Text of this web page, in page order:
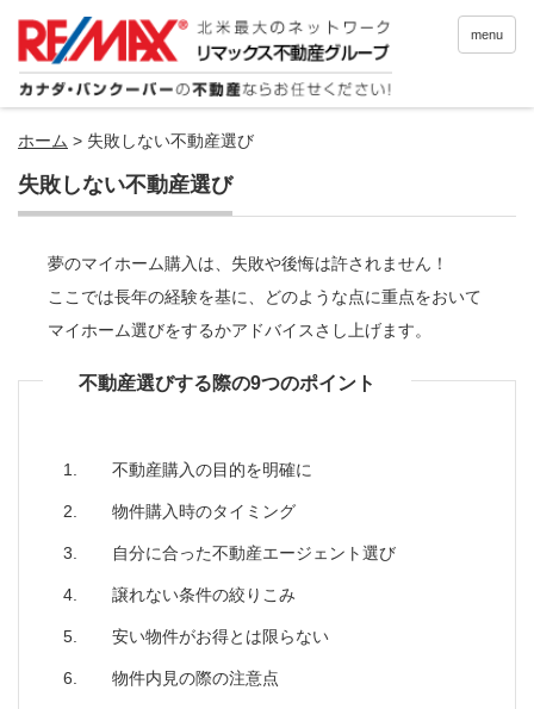
menu
ホーム > 失敗しない不動産選び
失敗しない不動産選び
夢のマイホーム購入は、失敗や後悔は許されません！
ここでは長年の経験を基に、どのような点に重点をおいて
マイホーム選びをするかアドバイスさし上げます。
不動産選びする際の9つのポイント
不動産購入の目的を明確に
物件購入時のタイミング
自分に合った不動産エージェント選び
譲れない条件の絞りこみ
安い物件がお得とは限らない
物件内見の際の注意点